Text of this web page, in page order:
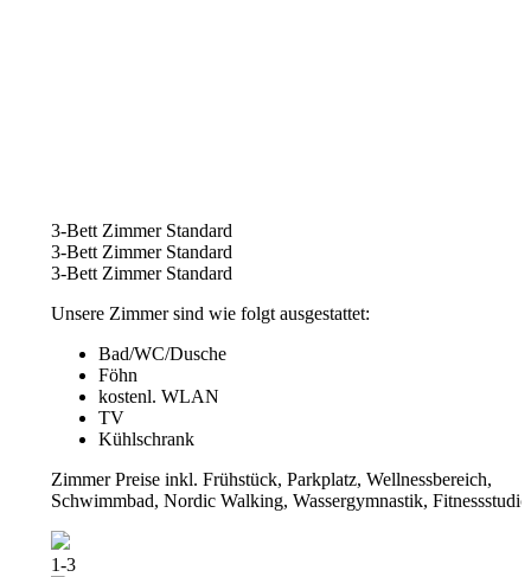
3-Bett Zimmer Standard
3-Bett Zimmer Standard
3-Bett Zimmer Standard
Unsere Zimmer sind wie folgt ausgestattet:
Bad/WC/Dusche
Föhn
kostenl. WLAN
TV
Kühlschrank
Zimmer Preise inkl. Frühstück, Parkplatz, Wellnessbereich,
Schwimmbad, Nordic Walking, Wassergymnastik, Fitnessstudio
1-3